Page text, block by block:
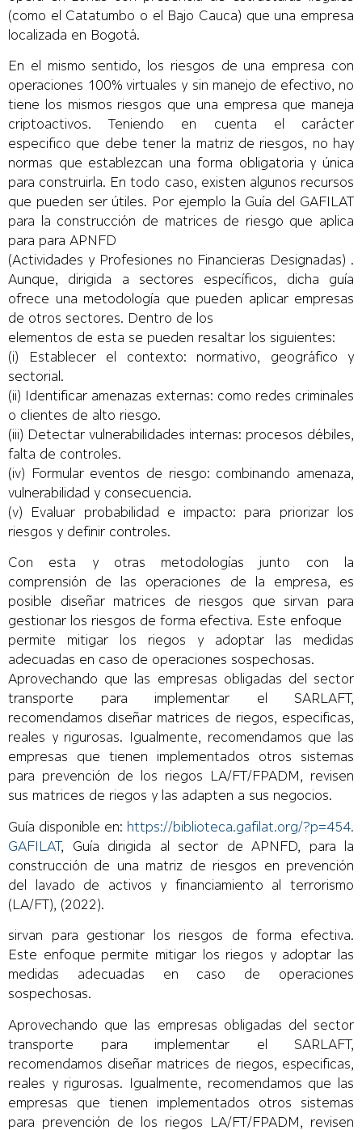
(como el Catatumbo o el Bajo Cauca) que una empresa
localizada en Bogotá.
En el mismo sentido, los riesgos de una empresa con
operaciones 100% virtuales y sin manejo de efectivo, no
tiene los mismos riesgos que una empresa que maneja
criptoactivos. Teniendo en cuenta el carácter
especifico que debe tener la matriz de riesgos, no hay
normas que establezcan una forma obligatoria y única
para construirla. En todo caso, existen algunos recursos
que pueden ser útiles. Por ejemplo la Guía del GAFILAT
para la construcción de matrices de riesgo que aplica
para para APNFD
(Actividades y Profesiones no Financieras Designadas) .
Aunque, dirigida a sectores específicos, dicha guía
ofrece una metodología que pueden aplicar empresas
de otros sectores. Dentro de los
elementos de esta se pueden resaltar los siguientes:
(i) Establecer el contexto: normativo, geográfico y
sectorial.
(ii) Identificar amenazas externas: como redes criminales
o clientes de alto riesgo.
(iii) Detectar vulnerabilidades internas: procesos débiles,
falta de controles.
(iv) Formular eventos de riesgo: combinando amenaza,
vulnerabilidad y consecuencia.
(v) Evaluar probabilidad e impacto: para priorizar los
riesgos y definir controles.
Con esta y otras metodologías junto con la
comprensión de las operaciones de la empresa, es
posible diseñar matrices de riesgos que sirvan para
gestionar los riesgos de forma efectiva. Este enfoque
permite mitigar los riegos y adoptar las medidas
adecuadas en caso de operaciones sospechosas.
Aprovechando que las empresas obligadas del sector
transporte para implementar el SARLAFT,
recomendamos diseñar matrices de riegos, especificas,
reales y rigurosas. Igualmente, recomendamos que las
empresas que tienen implementados otros sistemas
para prevención de los riegos LA/FT/FPADM, revisen
sus matrices de riegos y las adapten a sus negocios.
Guía disponible en: https://biblioteca.gafilat.org/?p=454.
GAFILAT, Guía dirigida al sector de APNFD, para la
construcción de una matriz de riesgos en prevención
del lavado de activos y financiamiento al terrorismo
(LA/FT), (2022).
sirvan para gestionar los riesgos de forma efectiva.
Este enfoque permite mitigar los riegos y adoptar las
medidas adecuadas en caso de operaciones
sospechosas.
Aprovechando que las empresas obligadas del sector
transporte para implementar el SARLAFT,
recomendamos diseñar matrices de riegos, especificas,
reales y rigurosas. Igualmente, recomendamos que las
empresas que tienen implementados otros sistemas
para prevención de los riegos LA/FT/FPADM, revisen